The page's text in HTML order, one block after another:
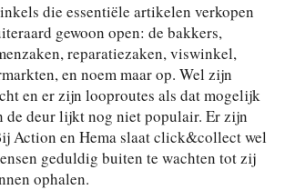
die essentiële artikelen verkopen
gewoon open: de bakkers,
reparatiezaken, viswinkel,
en noem maar op. Wel zijn
en er zijn looproutes als dat mogelijk
de deur lijkt nog niet populair. Er zijn
Action en Hema slaat click&collect wel
geduldig buiten te wachten tot zij
ophalen.